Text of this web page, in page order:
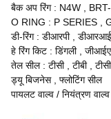
बैक अप रिंग : N4W
O RING : P SERIES
डी-रिंग : डीआरपी
डीआरआई
हे रिंग किट : डिंगली
तेल सील : टीसी टीबी
ड्यू बिजनेस
फ्लोटिंग सील
पायलट वाल्व / नियंत्रण